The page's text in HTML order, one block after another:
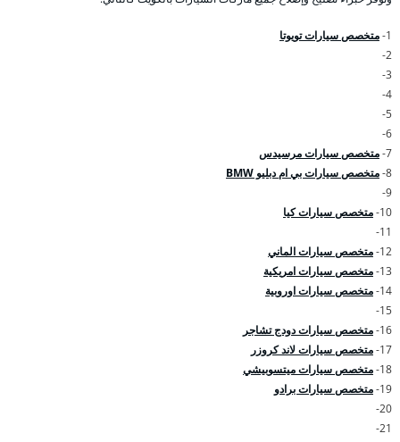
1- متخصص سيارات تويوتا
2-
3-
4-
5-
6-
7- متخصص سيارات مرسيدس
8- متخصص سيارات بي ام دبليو BMW
9-
10- متخصص سيارات كيا
11-
12- متخصص سيارات الماني
13- متخصص سيارات امريكية
14- متخصص سيارات اوروبية
15-
16- متخصص سيارات دودج تشاجر
17- متخصص سيارات لاند كروزر
18- متخصص سيارات ميتسوبيشي
19- متخصص سيارات برادو
20-
21-